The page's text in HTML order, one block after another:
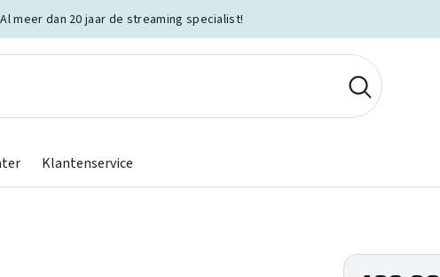
Al meer dan 20 jaar de streaming specialist!
Klantenservice